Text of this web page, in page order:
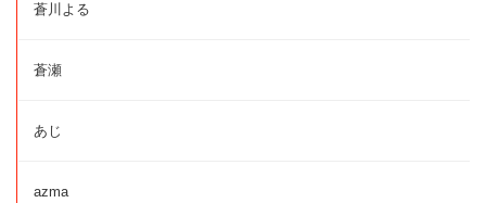
蒼川よる
蒼瀬
あじ
azma